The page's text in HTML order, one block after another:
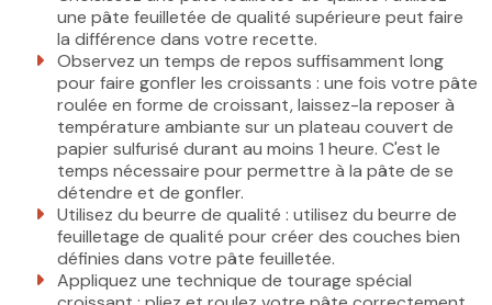
une pâte feuilletée de qualité supérieure peut faire
la différence dans votre recette.
Observez un temps de repos suffisamment long
pour faire gonfler les croissants : une fois votre pâte
roulée en forme de croissant, laissez-la reposer à
température ambiante sur un plateau couvert de
papier sulfurisé durant au moins 1 heure. C'est le
temps nécessaire pour permettre à la pâte de se
détendre et de gonfler.
Utilisez du beurre de qualité : utilisez du beurre de
feuilletage de qualité pour créer des couches bien
définies dans votre pâte feuilletée.
Appliquez une technique de tourage spécial